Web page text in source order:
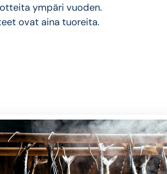
ympäri vuoden.
ovat aina tuoreita.